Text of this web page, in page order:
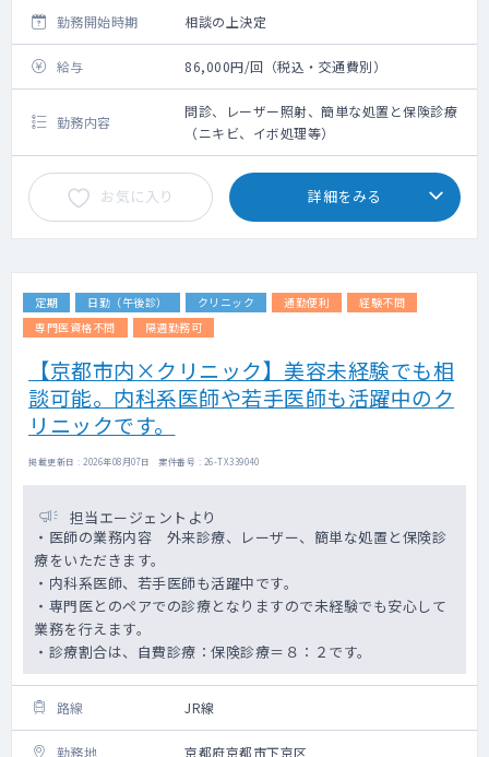
勤務開始時期 相談の上決定
給与 86,000円/回（税込・交通費別）
勤務内容
問診、レーザー照射、簡単な処置と保険診療
（ニキビ、イボ処理等）
お気に入り 詳細をみる
定期 日勤（午後診） クリニック 通勤便利
経験不問
専門医資格不問
隔週勤務可
【京都市内×クリニック】美容未経験でも相
談可能。内科系医師や若手医師も活躍中のク
リニックです。
掲載更新日 : 2026年08月07日 案件番号 : 26-TX339040
担当エージェントより
・医師の業務内容 外来診療、レーザー、簡単な処置と保険診
療をいただきます。
・内科系医師、若手医師も活躍中です。
・専門医とのペアでの診療となりますので未経験でも安心して
業務を行えます。
・診療割合は、自費診療：保険診療＝８：２です。
路線 JR線
勤務地 京都府京都市下京区